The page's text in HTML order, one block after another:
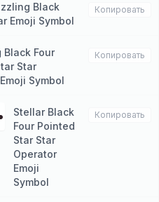
Black
Emoji Symbol
Копировать
Four
Star
Symbol
Копировать
Stellar Black
Four Pointed
Star Star
Operator
Emoji
Symbol
Копировать